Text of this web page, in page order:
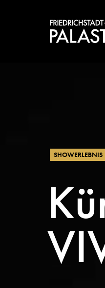
SHOWERLEBNIS